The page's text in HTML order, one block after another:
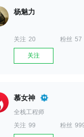
杨魅力
关注 20 粉丝 57
关注
慕女神
全栈工程师
关注 99 粉丝